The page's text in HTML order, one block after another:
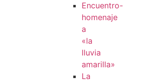
Encuentro-
homenaje
a
«la
lluvia
amarilla»
La